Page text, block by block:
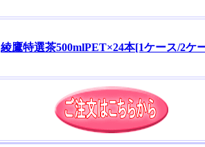
綾鷹特選茶500mlPET×24本[1ケース/2ケ